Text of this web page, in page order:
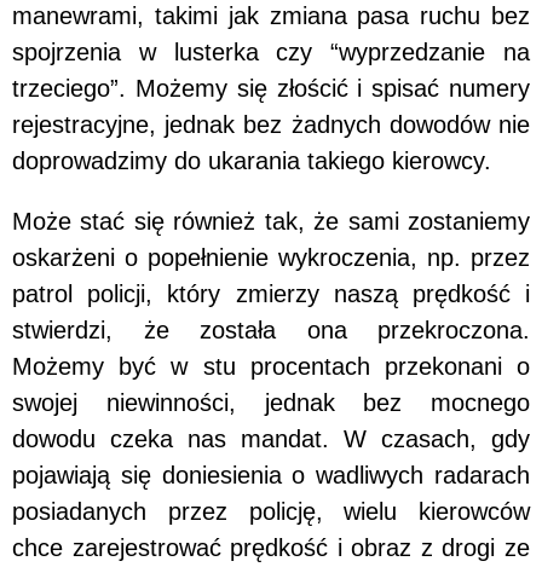
manewrami, takimi jak zmiana pasa ruchu bez
spojrzenia w lusterka czy “wyprzedzanie na
trzeciego”. Możemy się złościć i spisać numery
rejestracyjne, jednak bez żadnych dowodów nie
doprowadzimy do ukarania takiego kierowcy.
Może stać się również tak, że sami zostaniemy
oskarżeni o popełnienie wykroczenia, np. przez
patrol policji, który zmierzy naszą prędkość i
stwierdzi, że została ona przekroczona.
Możemy być w stu procentach przekonani o
swojej niewinności, jednak bez mocnego
dowodu czeka nas mandat. W czasach, gdy
pojawiają się doniesienia o wadliwych radarach
posiadanych przez policję, wielu kierowców
chce zarejestrować prędkość i obraz z drogi ze